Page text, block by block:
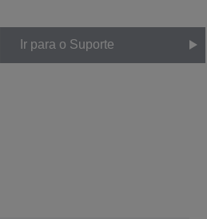
Ir para o Suporte